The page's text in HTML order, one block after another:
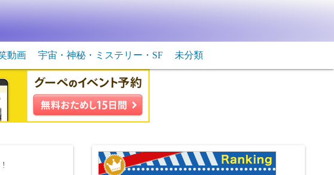
動画
系の爆笑動画
宇宙・神秘・ミステリー・SF
未確認生物・飛行物体
宇宙・ＳＦ
未分類
!